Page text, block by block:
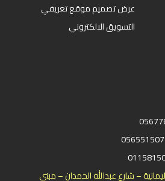
عرض تصميم موقع تعريفي
التسويق الالكتروني
– شارع عبدالله الحمدان – مبنى